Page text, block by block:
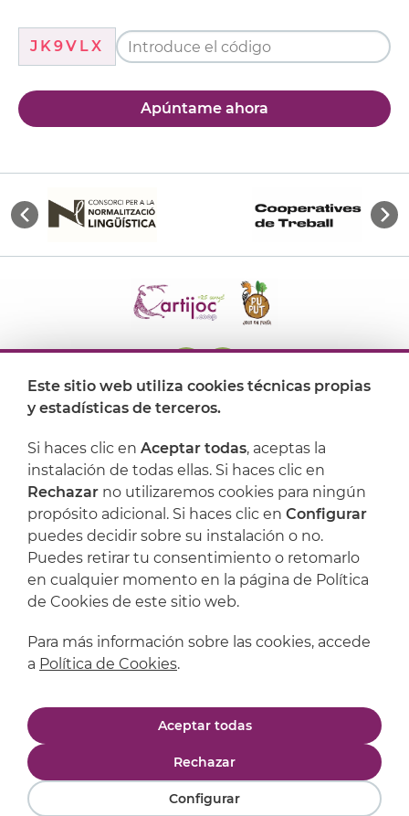
JK9VLX
Apúntame ahora
Dónde encontrarnos
Artijoc
Soporte
Política de privacidad
Este sitio web utiliza cookies técnicas propias
y estadísticas de terceros.
Si haces clic en Aceptar todas, aceptas la
instalación de todas ellas. Si haces clic en
Rechazar no utilizaremos cookies para ningún
propósito adicional. Si haces clic en Configurar
puedes decidir sobre su instalación o no.
Puedes retirar tu consentimiento o retomarlo
en cualquier momento en la página de Política
de Cookies de este sitio web.
Para más información sobre las cookies, accede
a Política de Cookies.
Aceptar todas
Rechazar
Configurar